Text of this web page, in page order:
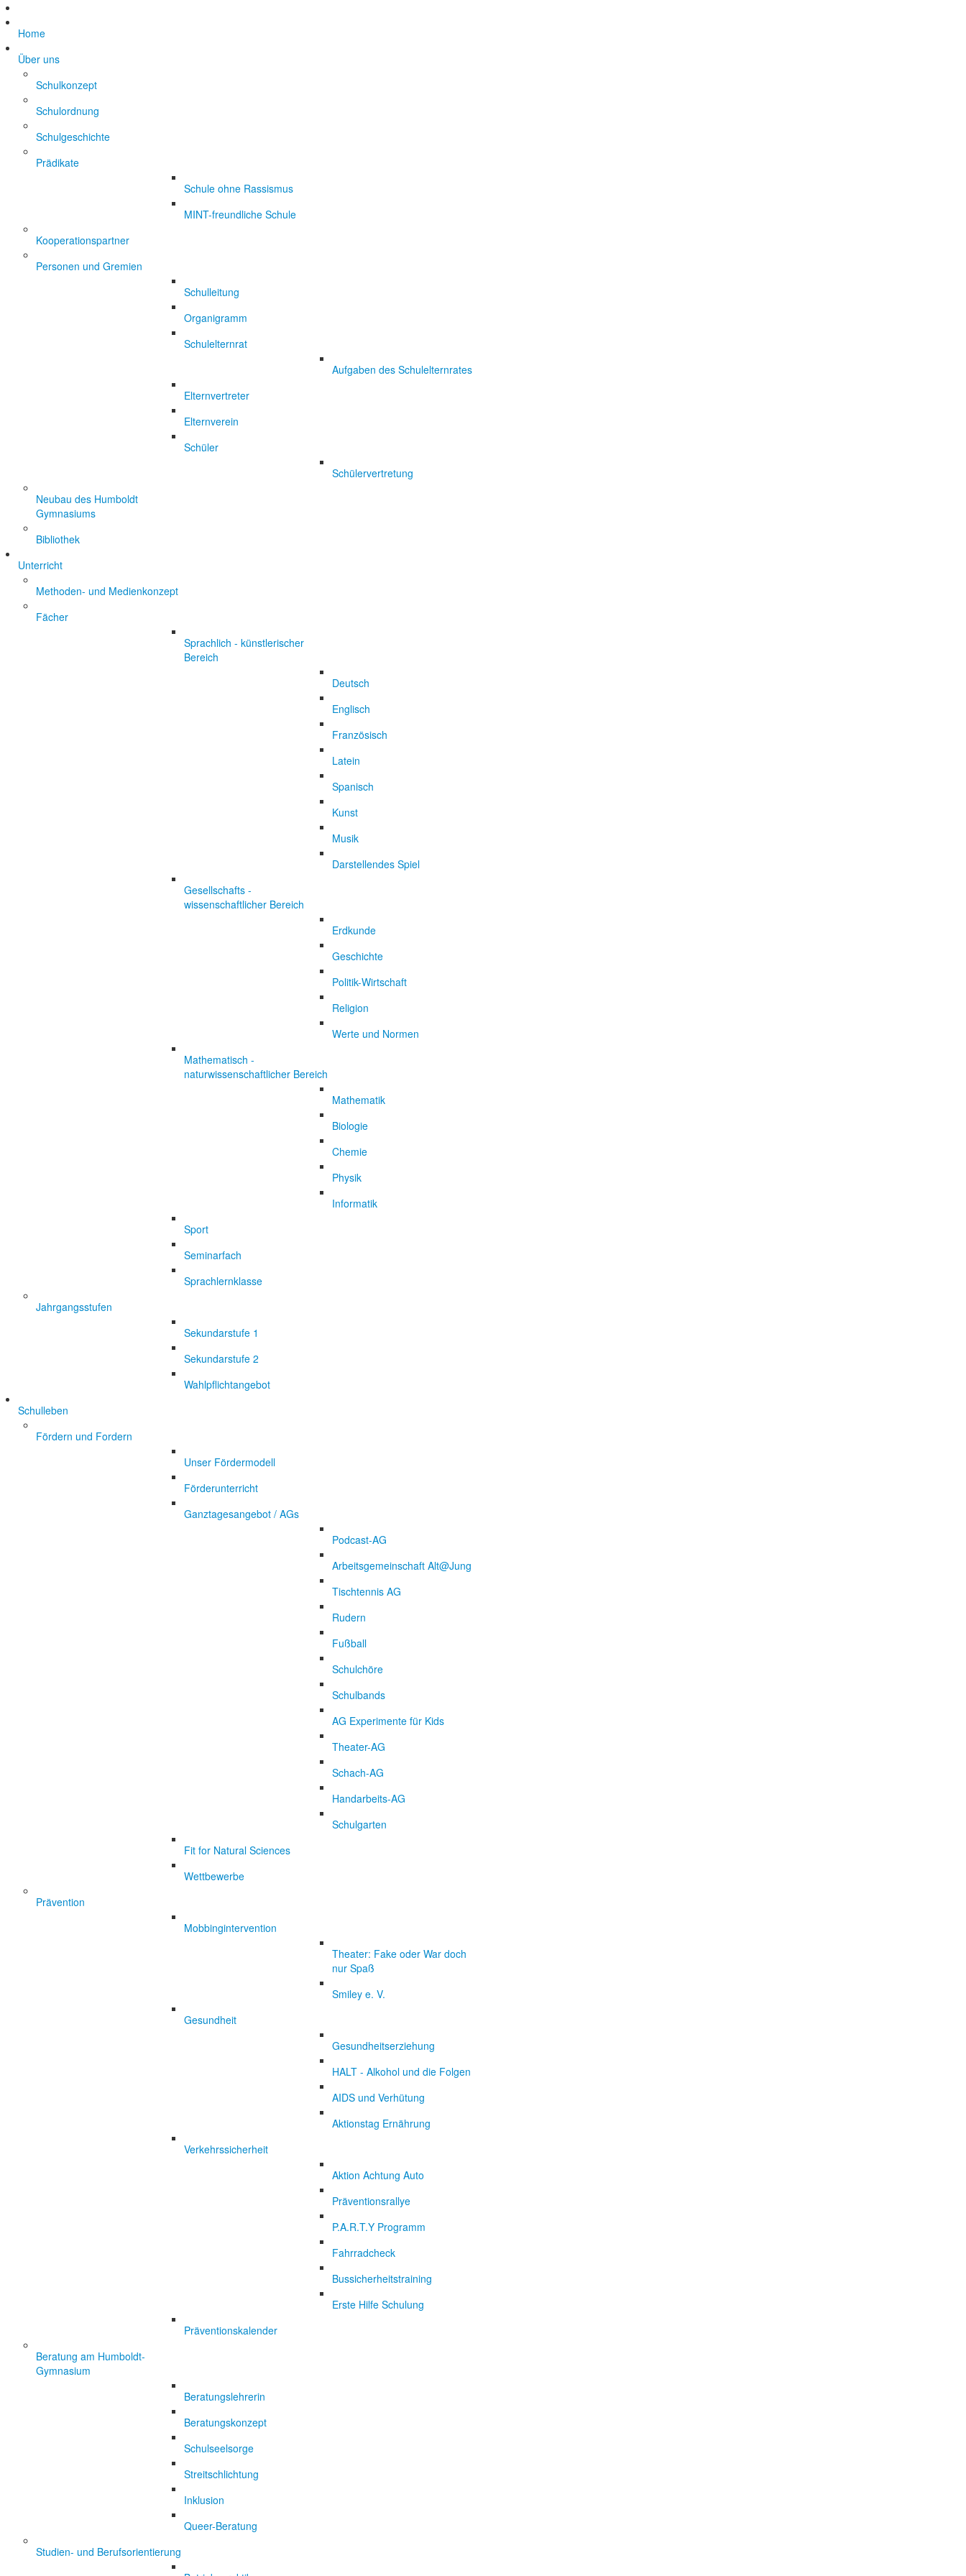
Home
Über uns
Schulkonzept
Schulordnung
Schulgeschichte
Prädikate
Schule ohne Rassismus
MINT-freundliche Schule
Kooperationspartner
Personen und Gremien
Schulleitung
Organigramm
Schulelternrat
Aufgaben des Schulelternrates
Elternvertreter
Elternverein
Schüler
Schülervertretung
Neubau des Humboldt
Gymnasiums
Bibliothek
Unterricht
Methoden- und Medienkonzept
Fächer
Sprachlich - künstlerischer
Bereich
Deutsch
Englisch
Französisch
Latein
Spanisch
Kunst
Musik
Darstellendes Spiel
Gesellschafts -
wissenschaftlicher Bereich
Erdkunde
Geschichte
Politik-Wirtschaft
Religion
Werte und Normen
Mathematisch -
naturwissenschaftlicher Bereich
Mathematik
Biologie
Chemie
Physik
Informatik
Sport
Seminarfach
Sprachlernklasse
Jahrgangsstufen
Sekundarstufe 1
Sekundarstufe 2
Wahlpflichtangebot
Schulleben
Fördern und Fordern
Unser Fördermodell
Förderunterricht
Ganztagesangebot / AGs
Podcast-AG
Arbeitsgemeinschaft Alt@Jung
Tischtennis AG
Rudern
Fußball
Schulchöre
Schulbands
AG Experimente für Kids
Theater-AG
Schach-AG
Handarbeits-AG
Schulgarten
Fit for Natural Sciences
Wettbewerbe
Prävention
Mobbingintervention
Theater: Fake oder War doch
nur Spaß
Smiley e. V.
Gesundheit
Gesundheitserziehung
HALT - Alkohol und die Folgen
AIDS und Verhütung
Aktionstag Ernährung
Verkehrssicherheit
Aktion Achtung Auto
Präventionsrallye
P.A.R.T.Y Programm
Fahrradcheck
Bussicherheitstraining
Erste Hilfe Schulung
Präventionskalender
Beratung am Humboldt-
Gymnasium
Beratungslehrerin
Beratungskonzept
Schulseelsorge
Streitschlichtung
Inklusion
Queer-Beratung
Studien- und Berufsorientierung